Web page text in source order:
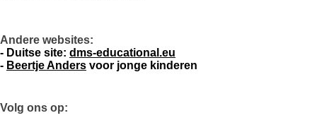
Andere websites:
- Duitse site: dms-educational.eu
- Beertje Anders voor jonge kinderen
Volg ons op: